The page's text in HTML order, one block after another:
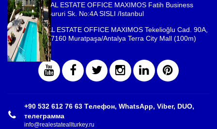
ISTANBUL REAL ESTATE OFFICE MAXIMOS Fatih Business
Park, Cemal Sururi Sk. No:4A SISLI /Istanbul
ANTALYA REAL ESTATE OFFICE MAXIMOS Tekelioğlu Cad. 90A,
Fener Mah., 07160 Muratpaşa/Antalya Terra City Mall (100m)
+90 532 612 76 63 Tелефон, WhatsApp, Viber, DUO,
телеграмма
info@realestateallturkey.ru